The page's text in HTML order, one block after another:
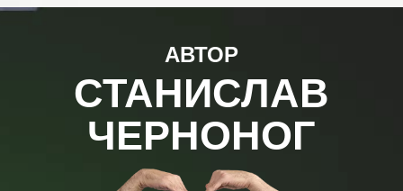
АВТОР
СТАНИСЛАВ
ЧЕРНОНОГ